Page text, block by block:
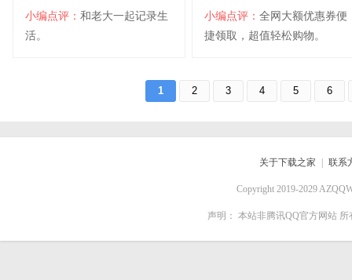
扫码立即下载
小编点评： 和老大一起记录生
活。
小编点评： 全网大额优惠券便
捷领取，超值轻松购物。
查看详情
1 2 3 4 5 6
关于下载之家 联系
Copyright 2019-2029
声明： 本站非腾讯QQ官方网站 所